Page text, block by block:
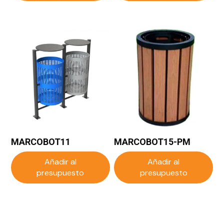
MARCOBOT11
Añadir al
presupuesto
MARCOBOT15-PM
Añadir al
presupuesto